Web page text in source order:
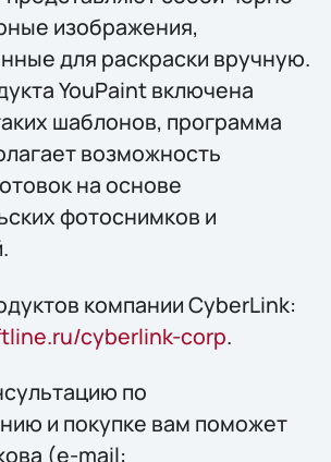
изображения,
для раскраски вручную.
YouPaint включена
шаблонов, программа
возможность
на основе
фотоснимков и
компании CyberLink:
cyberlink-corp.
по
и покупке вам поможет
(e-mail: